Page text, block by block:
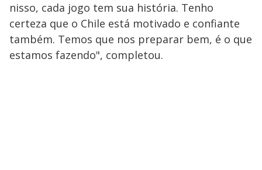
nisso, cada jogo tem sua história. Tenho
certeza que o Chile está motivado e confiante
também. Temos que nos preparar bem, é o que
estamos fazendo", completou.